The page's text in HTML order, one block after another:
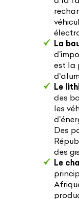
La
est la
Le
des
les
Des
des
Le